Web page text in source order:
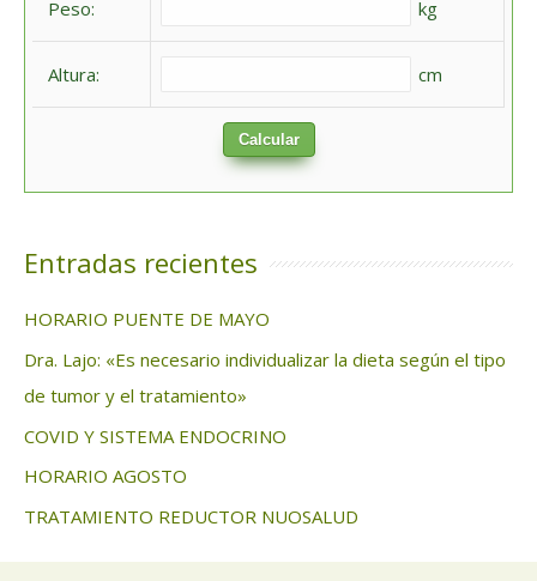
Peso: kg
Altura: cm
Calcular
Entradas recientes
HORARIO PUENTE DE MAYO
Dra. Lajo: «Es necesario individualizar la dieta según el tipo
de tumor y el tratamiento»
COVID Y SISTEMA ENDOCRINO
HORARIO AGOSTO
TRATAMIENTO REDUCTOR NUOSALUD